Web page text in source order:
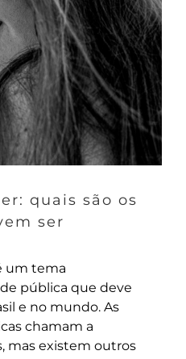
quais são os
ser
um tema
pública que deve
e no mundo. As
chamam a
mas existem outros